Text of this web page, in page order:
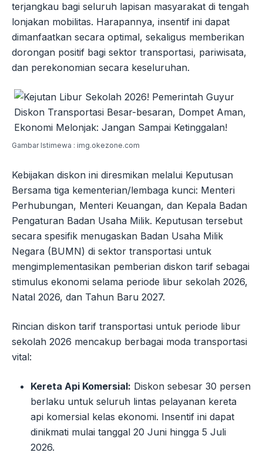
terjangkau bagi seluruh lapisan masyarakat di tengah
lonjakan mobilitas. Harapannya, insentif ini dapat
dimanfaatkan secara optimal, sekaligus memberikan
dorongan positif bagi sektor transportasi, pariwisata,
dan perekonomian secara keseluruhan.
Gambar Istimewa : img.okezone.com
Kebijakan diskon ini diresmikan melalui Keputusan
Bersama tiga kementerian/lembaga kunci: Menteri
Perhubungan, Menteri Keuangan, dan Kepala Badan
Pengaturan Badan Usaha Milik. Keputusan tersebut
secara spesifik menugaskan Badan Usaha Milik
Negara (BUMN) di sektor transportasi untuk
mengimplementasikan pemberian diskon tarif sebagai
stimulus ekonomi selama periode libur sekolah 2026,
Natal 2026, dan Tahun Baru 2027.
Rincian diskon tarif transportasi untuk periode libur
sekolah 2026 mencakup berbagai moda transportasi
vital:
Kereta Api Komersial: Diskon sebesar 30 persen
berlaku untuk seluruh lintas pelayanan kereta
api komersial kelas ekonomi. Insentif ini dapat
dinikmati mulai tanggal 20 Juni hingga 5 Juli
2026.